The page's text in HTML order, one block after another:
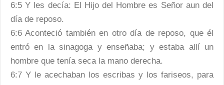
6:5 Y les decía: El Hijo del Hombre es Señor aun del
día de reposo.
6:6 Aconteció también en otro día de reposo, que él
entró en la sinagoga y enseñaba; y estaba allí un
hombre que tenía seca la mano derecha.
6:7 Y le acechaban los escribas y los fariseos, para